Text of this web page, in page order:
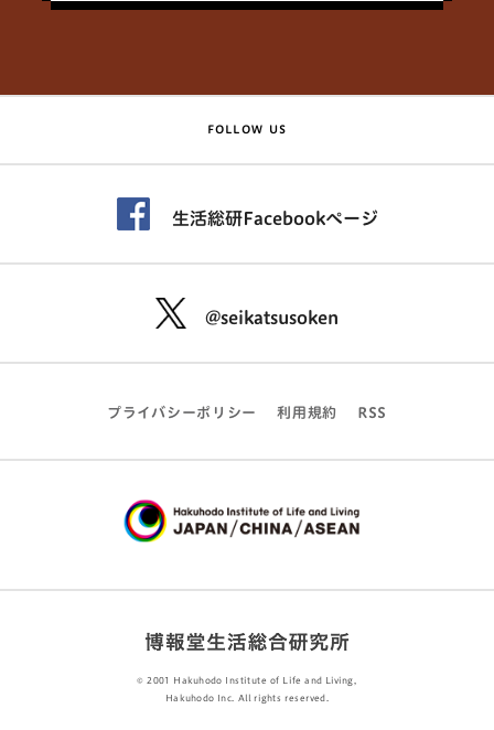
FOLLOW US
生活総研Facebookページ
@seikatsusoken
プライバシーポリシー 利用規約 RSS
© 2001 Hakuhodo Institute of Life and Living,
Hakuhodo Inc. All rights reserved.